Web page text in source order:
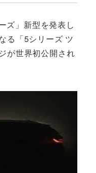
ズ」新型を発表し
る「5シリーズ ツ
が世界初公開され